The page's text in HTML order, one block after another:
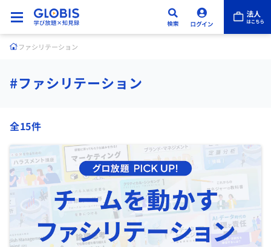
ファシリテーション
#ファシリテーション
全15件